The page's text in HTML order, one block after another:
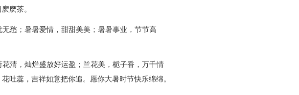
麽茶。
愁；暑暑爱情，甜甜美美；暑暑事业，节节高
清，灿烂盛放好运盈；兰花美，栀子香，万千情
吐蕊，吉祥如意把你追。愿你大暑时节快乐绵绵。